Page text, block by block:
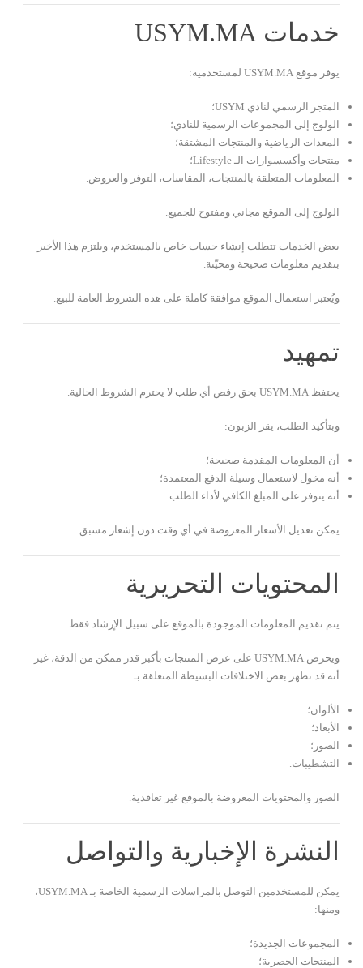
خدمات USYM.MA
يوفر موقع USYM.MA لمستخدميه:
المتجر الرسمي لنادي USYM؛
الولوج إلى المجموعات الرسمية للنادي؛
المعدات الرياضية والمنتجات المشتقة؛
منتجات وأكسسوارات الـ Lifestyle؛
المعلومات المتعلقة بالمنتجات، المقاسات، التوفر والعروض.
الولوج إلى الموقع مجاني ومفتوح للجميع.
بعض الخدمات تتطلب إنشاء حساب خاص بالمستخدم، ويلتزم هذا الأخير
بتقديم معلومات صحيحة ومحيّنة.
ويُعتبر استعمال الموقع موافقة كاملة على هذه الشروط العامة للبيع.
تمهيد
يحتفظ USYM.MA بحق رفض أي طلب لا يحترم الشروط الحالية.
وبتأكيد الطلب، يقر الزبون:
أن المعلومات المقدمة صحيحة؛
أنه مخول لاستعمال وسيلة الدفع المعتمدة؛
أنه يتوفر على المبلغ الكافي لأداء الطلب.
يمكن تعديل الأسعار المعروضة في أي وقت دون إشعار مسبق.
المحتويات التحريرية
يتم تقديم المعلومات الموجودة بالموقع على سبيل الإرشاد فقط.
ويحرص USYM.MA على عرض المنتجات بأكبر قدر ممكن من الدقة، غير
أنه قد تظهر بعض الاختلافات البسيطة المتعلقة بـ:
الألوان؛
الأبعاد؛
الصور؛
التشطيبات.
الصور والمحتويات المعروضة بالموقع غير تعاقدية.
النشرة الإخبارية والتواصل
يمكن للمستخدمين التوصل بالمراسلات الرسمية الخاصة بـ USYM.MA،
ومنها:
المجموعات الجديدة؛
المنتجات الحصرية؛